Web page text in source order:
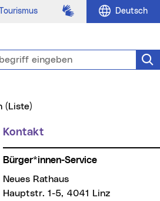
Tourismus Gebärdensprache
Deutsch
eingeben
(Liste)
Kontakt
Bürger*innen-Service
Neues Rathaus
Hauptstr. 1-5, 4041 Linz